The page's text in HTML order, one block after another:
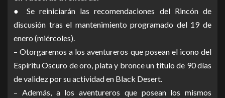
● Se reiniciarán las recomendaciones del Rincón de
discusión tras el mantenimiento programado del 19 de
enero (miércoles).
– Otorgaremos a los aventureros que posean el icono del
Espíritu Oscuro de oro, plata y bronce un título de 90 días
de validez por su actividad en Black Desert.
– Además, a los aventureros que posean los mismos